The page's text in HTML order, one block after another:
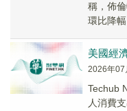
稱，佈
環比降
美國經
2026年07
Techub
人消費